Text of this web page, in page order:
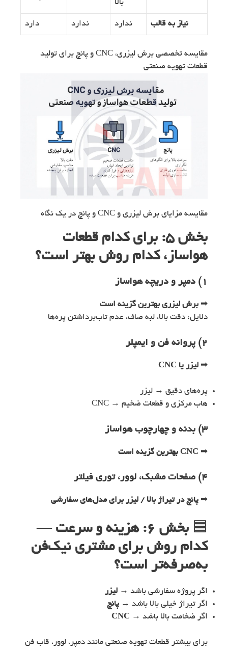
بالا
نیاز به قالب ندارد ندارد دارد
مقایسه تخصصی برش لیزری، CNC و پانچ برای تولید
قطعات تهویه صنعتی
مقایسه مزایای برش لیزری و CNC و پانچ در یک نگاه
بخش ۵: برای کدام قطعات
هواساز، کدام روش بهتر است؟
۱) دمپر و دریچه هواساز
➡ برش لیزری بهترین گزینه است
دلایل: دقت بالا، لبه صاف، عدم تاب‌برداشتن پره‌ها
۲) پروانه فن و ایمپلر
➡ لیزر یا CNC
پره‌های دقیق → لیزر
هاب مرکزی و قطعات ضخیم → CNC
۳) بدنه و چهارچوب هواساز
➡ CNC بهترین گزینه است
۴) صفحات مشبک، لوور، توری فیلتر
➡ پانچ در تیراژ بالا / لیزر برای مدل‌های سفارشی
🟦
بخش ۶: هزینه و سرعت —
کدام روش برای مشتری نیک‌فن
به‌صرفه‌تر است؟
اگر پروژه سفارشی باشد → لیزر
اگر تیراژ خیلی بالا باشد → پانچ
اگر ضخامت بالا باشد → CNC
برای بیشتر قطعات تهویه صنعتی مانند دمپر، لوور، قاب فن